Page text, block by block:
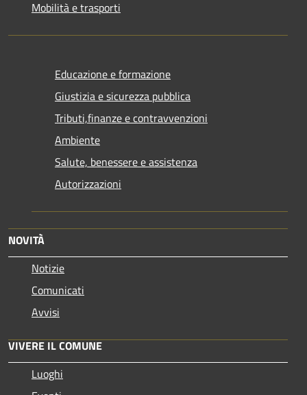
Mobilità e trasporti
Educazione e formazione
Giustizia e sicurezza pubblica
Tributi,finanze e contravvenzioni
Ambiente
Salute, benessere e assistenza
Autorizzazioni
NOVITÀ
Notizie
Comunicati
Avvisi
VIVERE IL COMUNE
Luoghi